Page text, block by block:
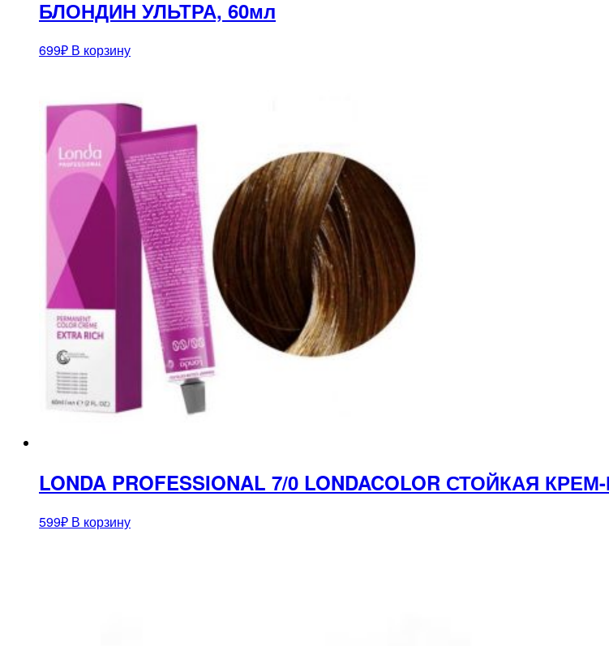
БЛОНДИН УЛЬТРА, 60мл
699₽ В корзину
LONDA PROFESSIONAL 7/0 LONDACOLOR СТОЙКАЯ
599₽ В корзину